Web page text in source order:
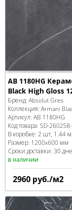
AB 1180HG
Black High Gloss
Бренд: Absolut Gres
Коллекция: Armani
Артикул: AB 1180HG
Код товара: SD-260258
В коробке: 2 шт, 1.44 м
Размер: 1200x600 мм
Сроки доставки: 30
в наличии
2960 руб./м2